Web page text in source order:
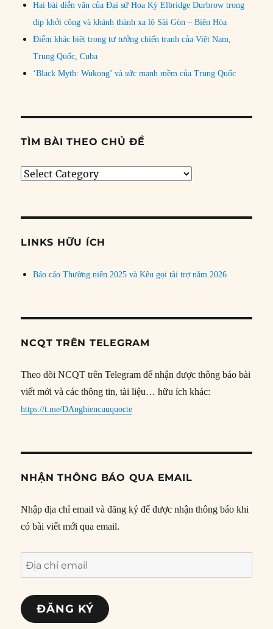
Hai bài diễn văn của Đại sứ Hoa Kỳ Elbridge Durbrow trong
dịp khởi công và khánh thành xa lộ Sài Gòn – Biên Hòa
Điểm khác biệt trong tư tưởng chiến tranh của Việt Nam,
Trung Quốc, Cuba
‘Black Myth: Wukong’ và sức mạnh mềm của Trung Quốc
TÌM BÀI THEO CHỦ ĐỀ
Tìm
đề
LINKS HỮU ÍCH
Báo cáo Thường niên 2025 và Kêu gọi tài trợ năm 2026
NCQT TRÊN TELEGRAM
Theo dõi NCQT trên Telegram để nhận được thông báo bài
viết mới và các thông tin, tài liệu… hữu ích khác:
https://t.me/DAnghiencuuquocte
NHẬN THÔNG BÁO QUA EMAIL
Nhập địa chỉ email và đăng ký để được nhận thông báo khi
có bài viết mới qua email.
Địa
chỉ
email
ĐĂNG KÝ